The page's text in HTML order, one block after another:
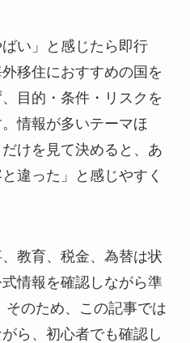
ばい」と感じたら即行
移住におすすめの国を
目的・条件・リスクを
情報が多いテーマほ
けを見て決めると、あ
違った」と感じやすく
教育、税金、為替は状
情報を確認しながら準
のため、この記事では
ら、初心者でも確認し